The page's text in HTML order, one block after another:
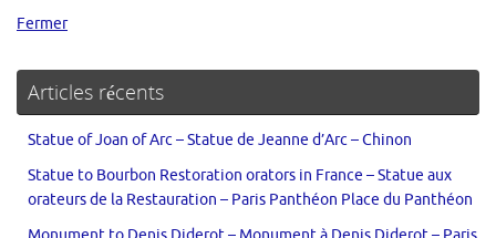
Fermer
Articles récents
Statue of Joan of Arc – Statue de Jeanne d’Arc – Chinon
Statue to Bourbon Restoration orators in France – Statue aux
orateurs de la Restauration – Paris Panthéon Place du Panthéon